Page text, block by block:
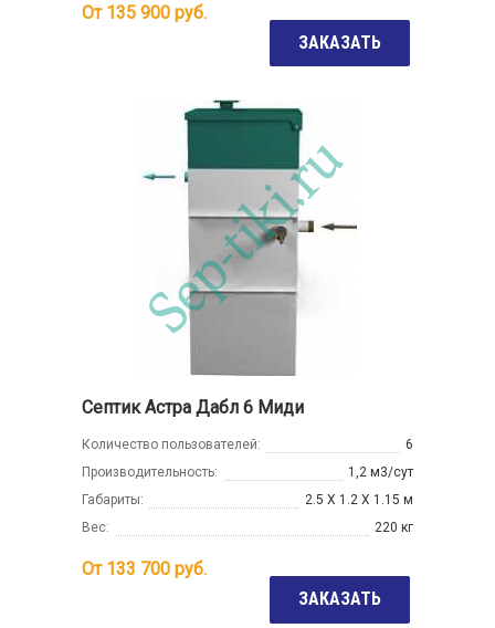
От 135 900 руб.
ЗАКАЗАТЬ
Септик Астра Дабл 6 Миди
Количество пользователей:
6
Производительность:
1,2 м3/сут
Габариты:
2.5 Х 1.2 Х 1.15 м
Вес:
220 кг
От 133 700 руб.
ЗАКАЗАТЬ